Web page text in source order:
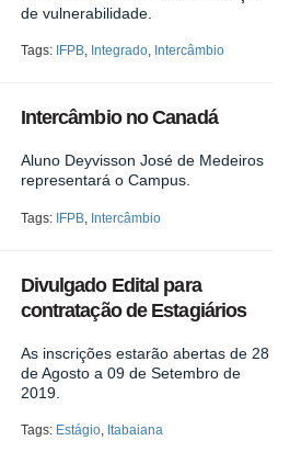
de vulnerabilidade.
Tags: IFPB, Integrado, Intercâmbio
Intercâmbio no Canadá
Aluno Deyvisson José de Medeiros
representará o Campus.
Tags: IFPB, Intercâmbio
Divulgado Edital para
contratação de Estagiários
As inscrições estarão abertas de 28
de Agosto a 09 de Setembro de
2019.
Tags: Estágio, Itabaiana